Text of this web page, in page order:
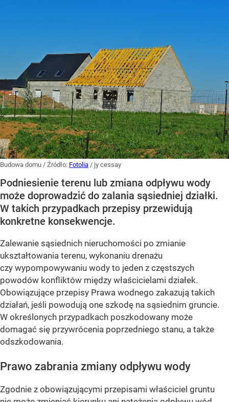
Budowa domu / Źródło: Fotolia / jy cessay
Podniesienie terenu lub zmiana odpływu wody
może doprowadzić do zalania sąsiedniej działki.
W takich przypadkach przepisy przewidują
konkretne konsekwencje.
Zalewanie sąsiednich nieruchomości po zmianie
ukształtowania terenu, wykonaniu drenażu
czy wypompowywaniu wody to jeden z częstszych
powodów konfliktów między właścicielami działek.
Obowiązujące przepisy Prawa wodnego zakazują takich
działań, jeśli powodują one szkodę na sąsiednim gruncie.
W określonych przypadkach poszkodowany może
domagać się przywrócenia poprzedniego stanu, a także
odszkodowania.
Prawo zabrania zmiany odpływu wody
Zgodnie z obowiązującymi przepisami właściciel gruntu